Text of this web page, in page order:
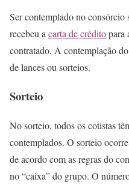
Ser contemplado no
recebeu a carta de créditopara
contratado. A contemplação
de lances ou sorteios.
Sorteio
No sorteio, todos os cotistas
contemplados. O sorteio
de acordo com as regras do
no “caixa” do grupo. O